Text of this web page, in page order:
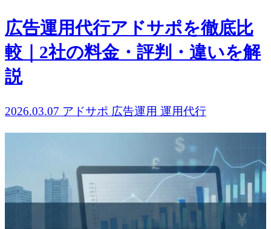
広告運用代行アドサポを徹底比
較｜2社の料金・評判・違いを解
説
2026.03.07 アドサポ 広告運用 運用代行